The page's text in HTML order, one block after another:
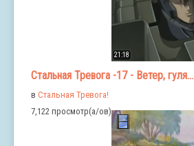
21:18
Стальная Тревога -17 - Ветер, гуля...
в Стальная Тревога!
7,122 просмотр(а/ов)